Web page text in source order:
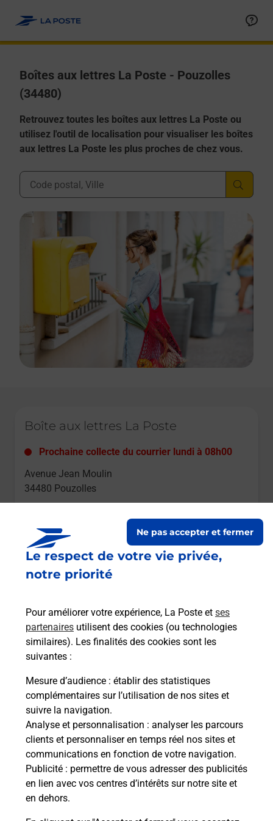
Le respect de votre vie privée,
notre priorité
Pour améliorer votre expérience, La Poste et ses
partenaires utilisent des cookies (ou technologies
similaires). Les finalités des cookies sont les
suivantes :
Mesure d’audience : établir des statistiques
complémentaires sur l’utilisation de nos sites et
suivre la navigation.
Analyse et personnalisation : analyser les parcours
clients et personnaliser en temps réel nos sites et
communications en fonction de votre navigation.
Publicité : permettre de vous adresser des publicités
en lien avec vos centres d’intérêts sur notre site et
en dehors.
Ne pas accepter et fermer
Boîtes aux lettres La Poste - Pouzolles
(34480)
Retrouvez toutes les boîtes aux lettres La Poste ou
utilisez l'outil de localisation pour visualiser les boîtes
aux lettres La Poste les plus proches de chez vous.
Ville, Département, Code Postal
Boîte aux lettres La Poste
Prochaine collecte du courrier lundi à 08h00
Avenue Jean Moulin
34480 Pouzolles
Boîte aux lettres La Poste
Rue De La Coste
34480 Pouzolles
Le lien s'ouvre dans un nouvel onglet
Boîte aux lettres La Poste
Prochaine collecte du courrierlundià 08h00
Rue Du Tap
34480 Pouzolles
Le lien s'ouvre dans un nouvel onglet